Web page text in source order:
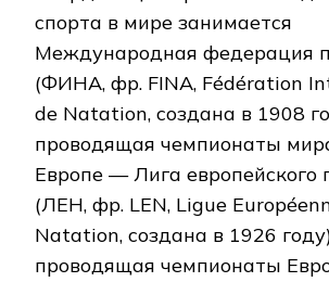
спорта в мире занимается
Международная федерация
(ФИНА, фр. FINA, Fédération
de Natation, создана в 1908
проводящая чемпионаты
Европе — Лига европейского
(ЛЕН, фр. LEN, Ligue
Natation, создана в 1926
проводящая чемпионаты